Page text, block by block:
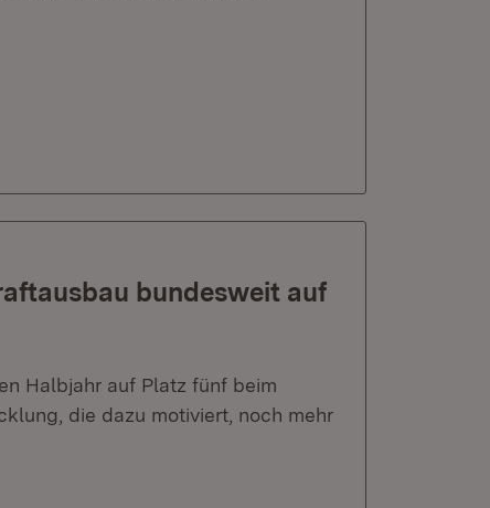
bundesweit auf
Halbjahr auf Platz fünf beim
die dazu motiviert, noch mehr